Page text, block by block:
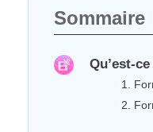
Sommaire
Qu’est-
1.
2.